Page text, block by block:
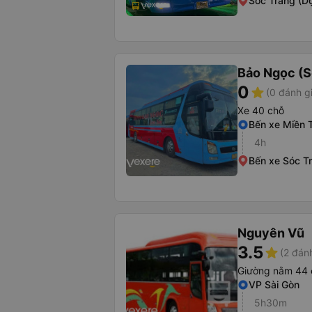
Bảo Ngọc
0star (0 đánh
Xe 40 chỗ
Bến xe Miền
4h
Bến xe Sóc
Nguyên Vũ
3.5star (2
Giường nằm 44
VP Sài Gòn
5h30m